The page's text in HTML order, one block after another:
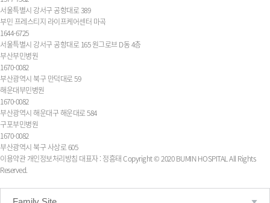
서울특별시 강서구 공항대로 389
부민 프레스티지 라이프케어센터 마곡
1644-6725
서울특별시 강서구 공항대로 165 원그로브 D동 4층
부산부민병원
1670-0082
부산광역시 북구 만덕대로 59
해운대부민병원
1670-0082
부산광역시 해운대구 해운대로 584
구포부민병원
1670-0082
부산광역시 북구 사상로 605
이용약관 개인정보처리방침 대표자 : 정흥태Copyright © 2020 BUMIN HOSPITAL All Rights
Reserved.